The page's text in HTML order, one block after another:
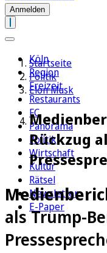
Anmelden
Köln
Region
Freizeit
Restaurants
FC
Panorama
Politik
Wirtschaft
Kultur
Rätsel
Newsletter
E-Paper
Startseite
Politik
Elon Musk
Rückzug
als Trump-